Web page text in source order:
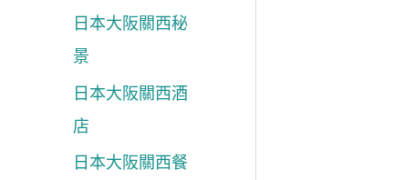
日本大阪關西秘
景
日本大阪關西酒
店
日本大阪關西餐